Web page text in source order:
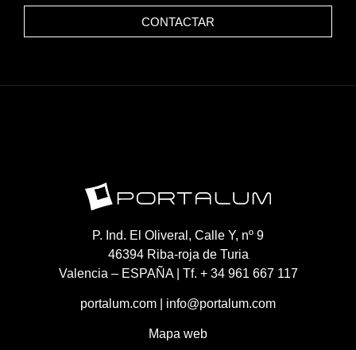
CONTACTAR
P. Ind. El Oliveral, Calle Y, nº 9
46394 Riba-roja de Turia
Valencia – ESPAÑA | Tf. + 34 961 667 117
portalum.com info@portalum.com
Mapa web